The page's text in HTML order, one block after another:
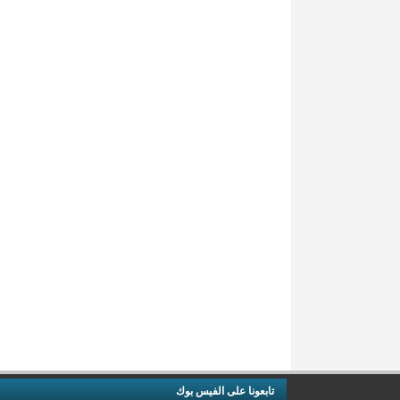
تابعونا على الفيس بوك